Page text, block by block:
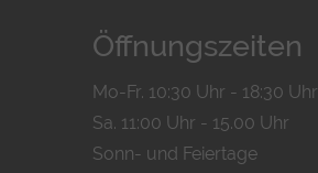
Öffnungszeiten
Mo-Fr. 10:30 Uhr - 18:30 Uhr
Sa. 11:00 Uhr - 15.00 Uhr
Sonn- und Feiertage